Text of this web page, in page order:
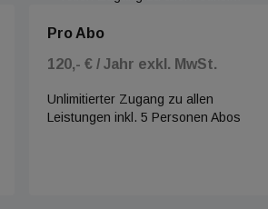
Pro Abo
120,- € / Jahr exkl. MwSt.
Unlimitierter Zugang zu allen
Leistungen inkl. 5 Personen Abos